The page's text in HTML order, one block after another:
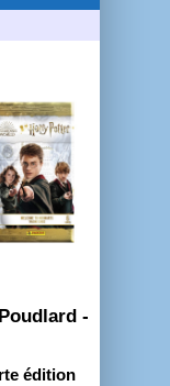
-
édition